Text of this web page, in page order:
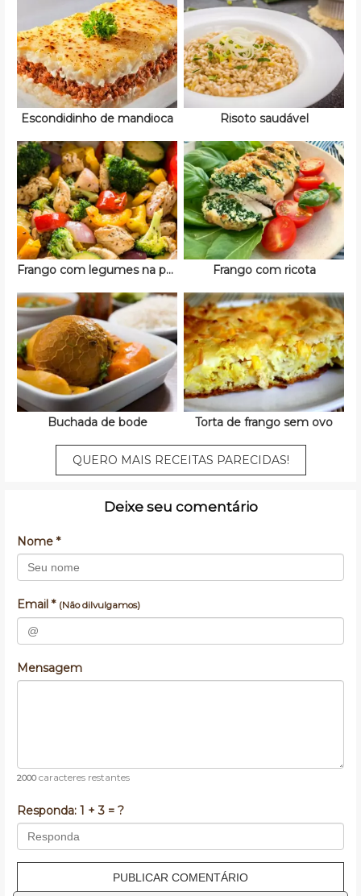
Escondidinho de mandioca Risoto saudável
Frango com legumes na panela de pressão Frango com ricota
Buchada de bode Torta de frango sem ovo
QUERO MAIS RECEITAS PARECIDAS!
Deixe seu comentário
Nome *
Email * (Não dilvulgamos)
Mensagem
2000caracteres restantes
Responda: 1 + 3 = ?
PUBLICAR COMENTÁRIO